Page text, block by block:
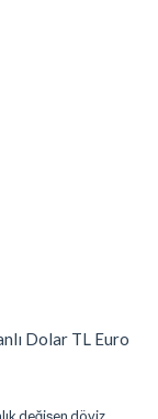
Dolar TL Euro
değişen döviz